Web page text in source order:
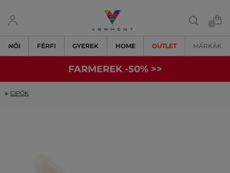
NŐI FÉRFI GYEREK HOME OUTLET MÁRKÁK
FARMEREK -50% >>
CIPŐK